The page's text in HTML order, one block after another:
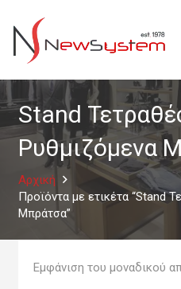
Stand
Ρυθμιζόμενα
Αρχική
Προϊόντα με ετικέτα “Stand
Μπράτσα”
Εμφάνιση του μοναδικού